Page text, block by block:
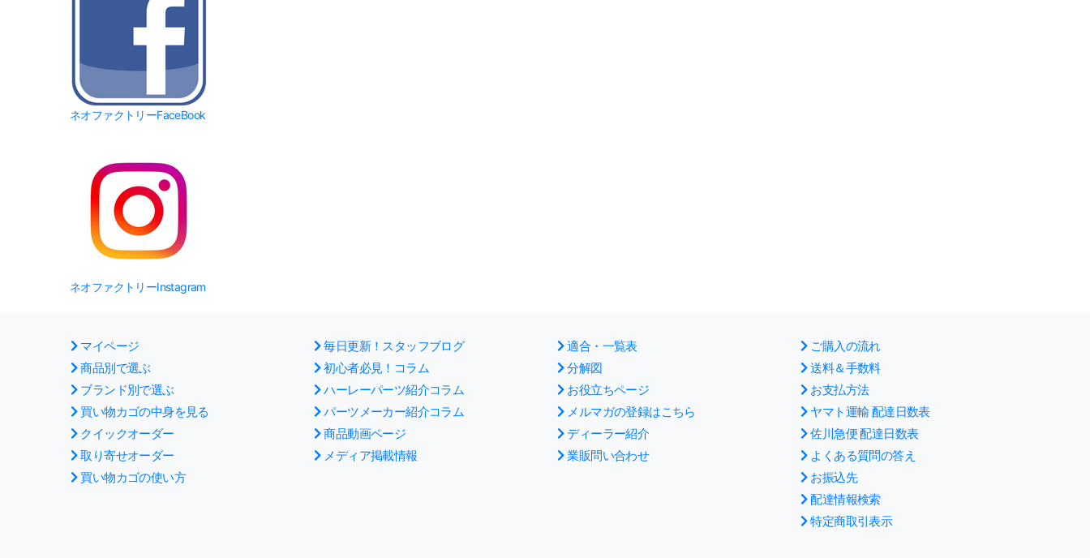
ネオファクトリーFaceBook
ネオファクトリーInstagram
マイページ
商品別で選ぶ
ブランド別で選ぶ
買い物カゴの中身を見る
クイックオーダー
取り寄せオーダー
買い物カゴの使い方
毎日更新！スタッフブログ
初心者必見！コラム
ハーレーパーツ紹介コラム
パーツメーカー紹介コラム
商品動画ページ
メディア掲載情報
適合・一覧表
分解図
お役立ちページ
メルマガの登録はこちら
ディーラー紹介
業販問い合わせ
ご購入の流れ
送料＆手数料
お支払方法
ヤマト運輸 配達日数表
佐川急便 配達日数表
よくある質問の答え
お振込先
配達情報検索
特定商取引表示